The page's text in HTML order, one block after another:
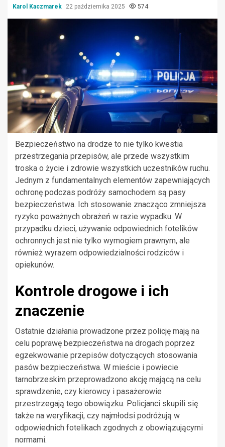
Karol Kaczmarek 22 października 2025 574
Bezpieczeństwo na drodze to nie tylko kwestia
przestrzegania przepisów, ale przede wszystkim
troska o życie i zdrowie wszystkich uczestników ruchu.
Jednym z fundamentalnych elementów zapewniających
ochronę podczas podróży samochodem są pasy
bezpieczeństwa. Ich stosowanie znacząco zmniejsza
ryzyko poważnych obrażeń w razie wypadku. W
przypadku dzieci, używanie odpowiednich fotelików
ochronnych jest nie tylko wymogiem prawnym, ale
również wyrazem odpowiedzialności rodziców i
opiekunów.
Kontrole drogowe i ich
znaczenie
Ostatnie działania prowadzone przez policję mają na
celu poprawę bezpieczeństwa na drogach poprzez
egzekwowanie przepisów dotyczących stosowania
pasów bezpieczeństwa. W mieście i powiecie
tarnobrzeskim przeprowadzono akcję mającą na celu
sprawdzenie, czy kierowcy i pasażerowie
przestrzegają tego obowiązku. Policjanci skupili się
także na weryfikacji, czy najmłodsi podróżują w
odpowiednich fotelikach zgodnych z obowiązującymi
normami.